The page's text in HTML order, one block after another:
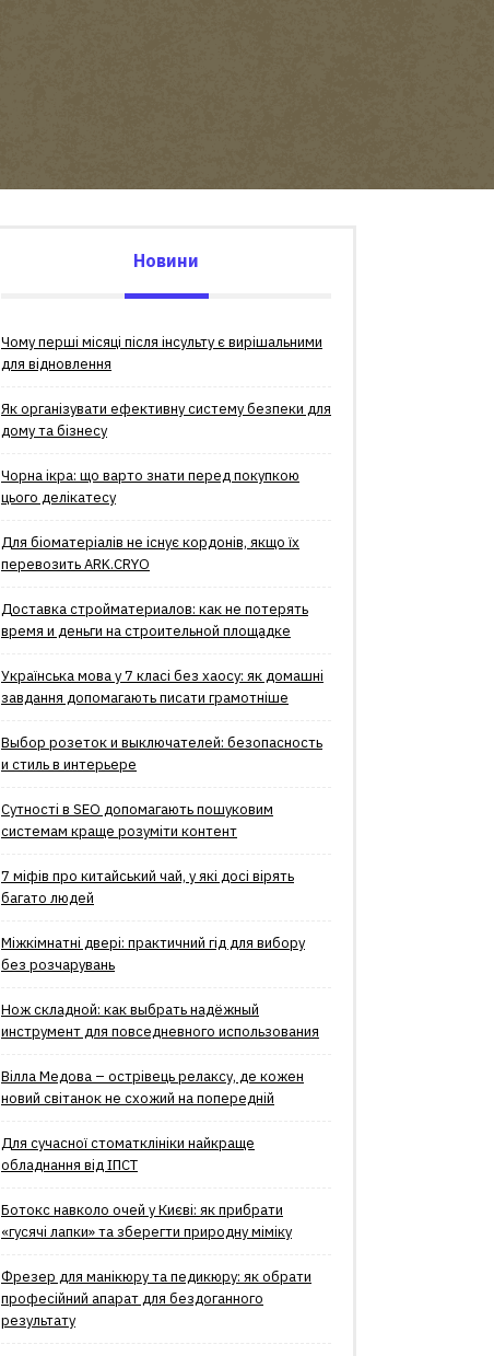
Новини
Чому перші місяці після інсульту є вирішальними
для відновлення
Як організувати ефективну систему безпеки для
дому та бізнесу
Чорна ікра: що варто знати перед покупкою
цього делікатесу
Для біоматеріалів не існує кордонів, якщо їх
перевозить ARK.CRYO
Доставка стройматериалов: как не потерять
время и деньги на строительной площадке
Українська мова у 7 класі без хаосу: як домашні
завдання допомагають писати грамотніше
Выбор розеток и выключателей: безопасность
и стиль в интерьере
Сутності в SEO допомагають пошуковим
системам краще розуміти контент
7 міфів про китайський чай, у які досі вірять
багато людей
Міжкімнатні двері: практичний гід для вибору
без розчарувань
Нож складной: как выбрать надёжный
инструмент для повседневного использования
Вілла Медова – острівець релаксу, де кожен
новий світанок не схожий на попередній
Для сучасної стоматклініки найкраще
обладнання від ІПСТ
Ботокс навколо очей у Києві: як прибрати
«гусячі лапки» та зберегти природну міміку
Фрезер для манікюру та педикюру: як обрати
професійний апарат для бездоганного
результату